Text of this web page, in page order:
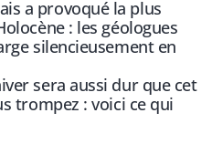
a provoqué la plus
: les géologues
silencieusement en
sera aussi dur que cet
trompez : voici ce qui